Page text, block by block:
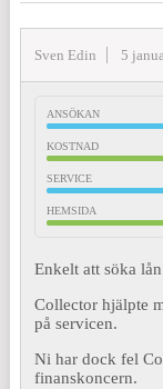
Sven Edin 5
ANSÖKAN
KOSTNAD
SERVICE
HEMSIDA
Enkelt att söka
Collector hjälpte
på servicen.
Ni har dock fel
finanskoncern.